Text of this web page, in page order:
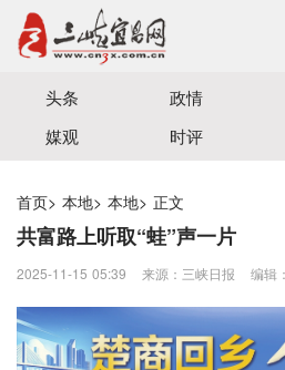
宜昌三峡融媒体中心主办
头条 政情
媒观
时评
首页> 本地> 本地> 正文
共富路上听取“蛙”声一片
2025-11-15 05:39 来源：三峡日报 编辑